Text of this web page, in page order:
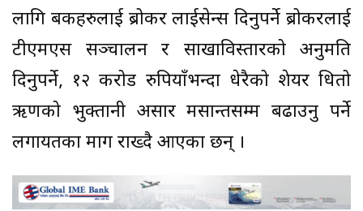
लागि बैंकहरुलाई ब्रोकर लाईसेन्स दिनुपर्ने ब्रोकरलाई
टीएमएस सञ्चालन र साखाविस्तारको अनुमति
दिनुपर्ने, १२ करोड रुपियाँभन्दा धेरैको शेयर धितो
ऋणको भुक्तानी असार मसान्तसम्म बढाउनु पर्ने
लगायतका माग राख्दै आएका छन् ।